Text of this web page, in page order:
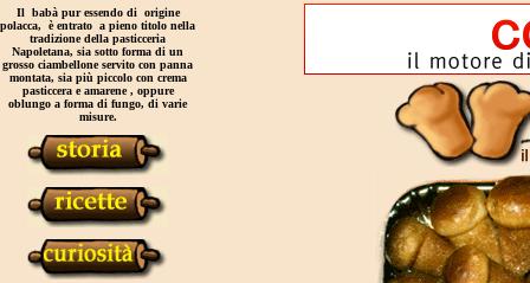
Il babà pur essendo di origine
polacca, è entrato a pieno titolo nella
tradizione della pasticceria
Napoletana, sia sotto forma di un
grosso ciambellone servito con panna
montata, sia più piccolo con crema
pasticcera e amarene , oppure
oblungo a forma di fungo, di varie
misure.